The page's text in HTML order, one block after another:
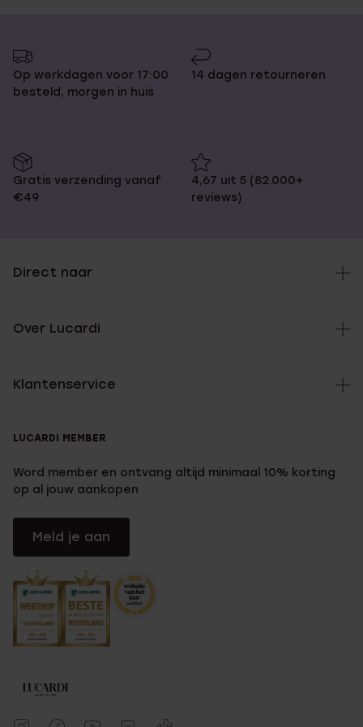
Op werkdagen voor 17:00
besteld, morgen in huis
14 dagen retourneren
Gratis verzending vanaf
€49
4,67 uit 5 (82.000+
reviews)
Direct naar
Over Lucardi
Klantenservice
LUCARDI MEMBER
Word member en ontvang altijd minimaal 10% korting
op al jouw aankopen
Meld je aan